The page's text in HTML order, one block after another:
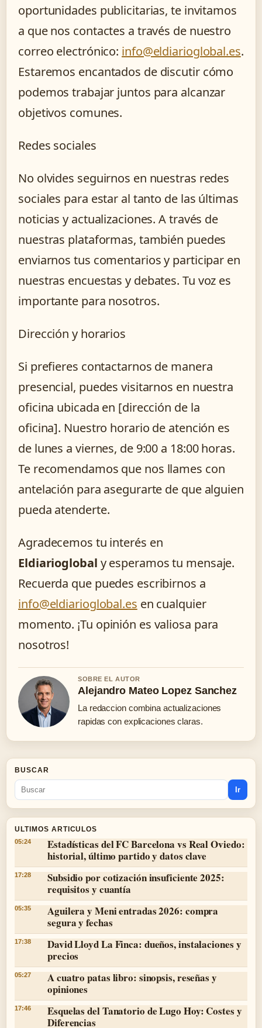
oportunidades publicitarias, te invitamos
a que nos contactes a través de nuestro
correo electrónico: info@eldiarioglobal.es.
Estaremos encantados de discutir cómo
podemos trabajar juntos para alcanzar
objetivos comunes.
Redes sociales
No olvides seguirnos en nuestras redes
sociales para estar al tanto de las últimas
noticias y actualizaciones. A través de
nuestras plataformas, también puedes
enviarnos tus comentarios y participar en
nuestras encuestas y debates. Tu voz es
importante para nosotros.
Dirección y horarios
Si prefieres contactarnos de manera
presencial, puedes visitarnos en nuestra
oficina ubicada en [dirección de la
oficina]. Nuestro horario de atención es
de lunes a viernes, de 9:00 a 18:00 horas.
Te recomendamos que nos llames con
antelación para asegurarte de que alguien
pueda atenderte.
Agradecemos tu interés en
Eldiarioglobal y esperamos tu mensaje.
Recuerda que puedes escribirnos a
info@eldiarioglobal.es en cualquier
momento. ¡Tu opinión es valiosa para
nosotros!
SOBRE EL AUTOR
Alejandro Mateo Lopez Sanchez
La redaccion combina actualizaciones
rapidas con explicaciones claras.
BUSCAR
Ir
ULTIMOS ARTICULOS
05:24
Estadísticas del FC Barcelona vs Real Oviedo:
historial, último partido y datos clave
17:28
Subsidio por cotización insuficiente 2025:
requisitos y cuantía
05:35
Aguilera y Meni entradas 2026: compra
segura y fechas
17:38
David Lloyd La Finca: dueños, instalaciones y
precios
05:27
A cuatro patas libro: sinopsis, reseñas y
opiniones
17:46
Esquelas del Tanatorio de Lugo Hoy: Costes y
Diferencias